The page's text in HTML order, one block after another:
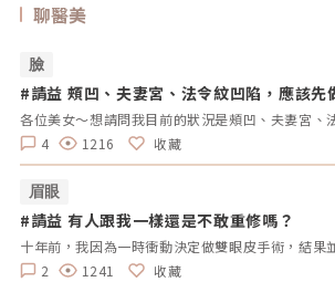
聊醫美
臉
#請益 頰凹、夫妻宮、法令紋凹陷，應該先
4
1216 收藏
眉眼
#請益 有人跟我一樣還是不敢重修嗎？
2
1241 收藏